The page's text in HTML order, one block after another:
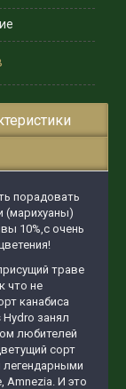
порадовать
(марихуаны)
10%,с очень
траве
что не
канабиса
занял
любителей
сорт
Amnezia. И это